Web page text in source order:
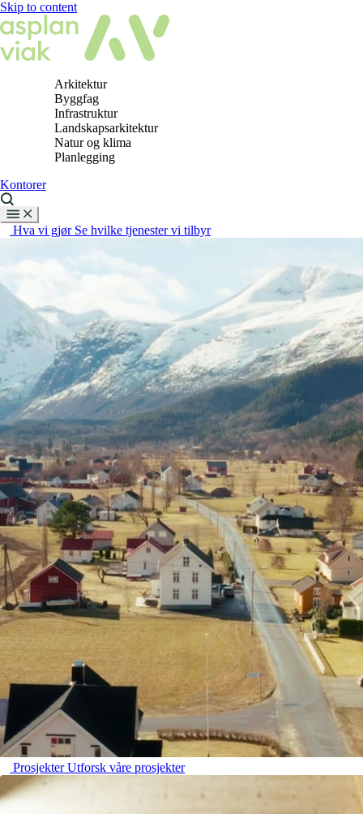
Skip to content
Arkitektur
Byggfag
Infrastruktur
Landskapsarkitektur
Natur og klima
Planlegging
Kontorer
Hva vi gjør Se hvilke tjenester vi tilbyr
ProsjekterUtforsk våre prosjekter